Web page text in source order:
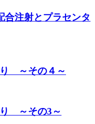
合注射とプラセンタ
～その４～
～その3～